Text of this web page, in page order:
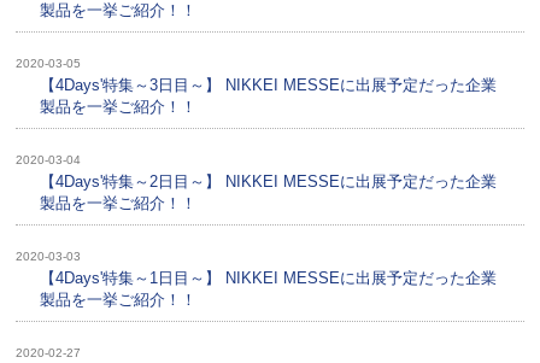
製品を一挙ご紹介！！
2020-03-05
【4Days'特集～3日目～】 NIKKEI MESSEに出展予定だった企業
製品を一挙ご紹介！！
2020-03-04
【4Days'特集～2日目～】 NIKKEI MESSEに出展予定だった企業
製品を一挙ご紹介！！
2020-03-03
【4Days'特集～1日目～】 NIKKEI MESSEに出展予定だった企業
製品を一挙ご紹介！！
2020-02-27